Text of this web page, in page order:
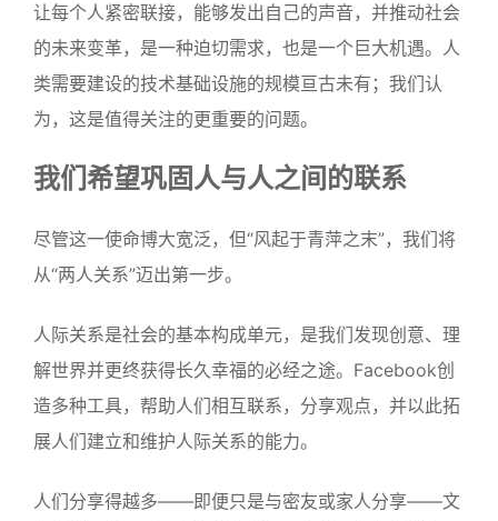
让每个人紧密联接，能够发出自己的声音，并推动社会
的未来变革，是一种迫切需求，也是一个巨大机遇。人
类需要建设的技术基础设施的规模亘古未有；我们认
为，这是值得关注的更重要的问题。
我们希望巩固人与人之间的联系
尽管这一使命博大宽泛，但“风起于青萍之末”，我们将
从“两人关系”迈出第一步。
人际关系是社会的基本构成单元，是我们发现创意、理
解世界并更终获得长久幸福的必经之途。Facebook创
造多种工具，帮助人们相互联系，分享观点，并以此拓
展人们建立和维护人际关系的能力。
人们分享得越多——即便只是与密友或家人分享——文